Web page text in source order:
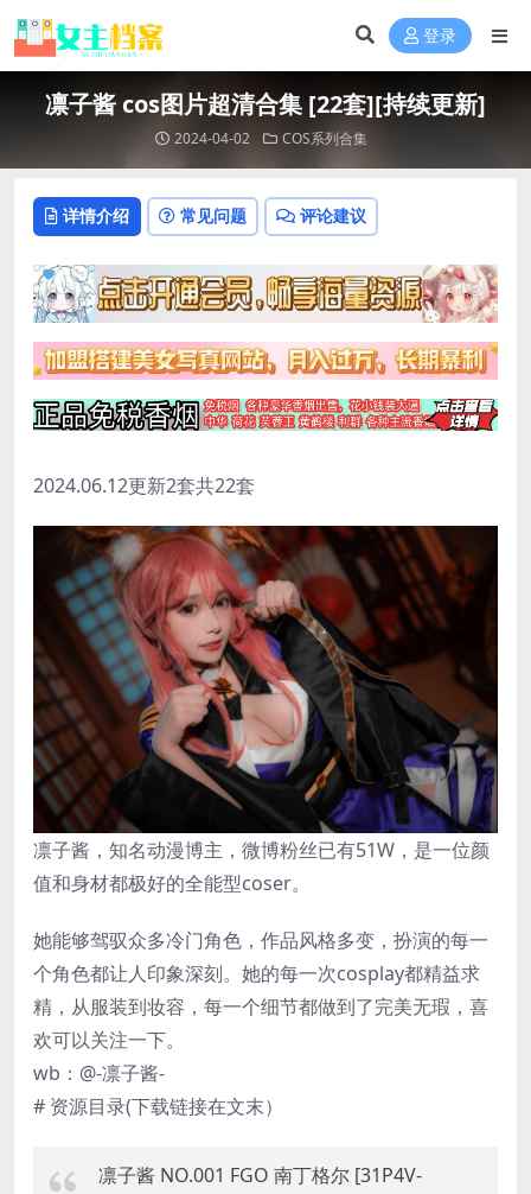
登录
凛子酱 cos图片超清合集 [22套][持续更新]
2024-04-02 COS系列合集
详情介绍 常见问题 评论建议
2024.06.12更新2套共22套
凛子酱，知名动漫博主，微博粉丝已有51W，是一位颜
值和身材都极好的全能型coser。
她能够驾驭众多冷门角色，作品风格多变，扮演的每一
个角色都让人印象深刻。她的每一次cosplay都精益求
精，从服装到妆容，每一个细节都做到了完美无瑕，喜
欢可以关注一下。
wb：@-凛子酱-
# 资源目录(下载链接在文末）
凛子酱 NO.001 FGO 南丁格尔 [31P4V-